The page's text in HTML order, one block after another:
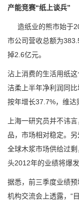
产能竞赛“纸上谈兵”
造纸业的熊市始于
市公司营收总额为
掉2.6亿元。
沾上消费的生活用纸
洁柔上半年净利润同
按年增长37.7%，维达
上海一研究员并不讳
品，市场相对稳定。
全球木浆市场供给过
头2012年的业绩将爆
据悉，前三季度业绩
机构交流会上透露，“